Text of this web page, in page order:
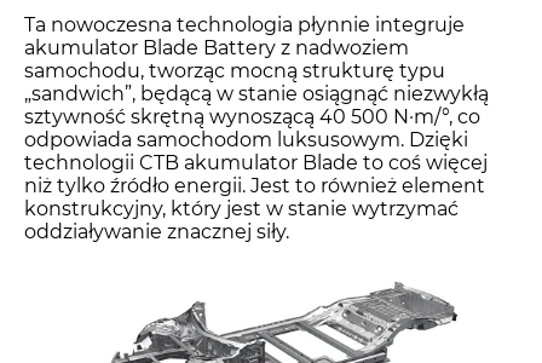
Ta nowoczesna technologia płynnie integruje
akumulator Blade Battery z nadwoziem
samochodu, tworząc mocną strukturę typu
„sandwich”, będącą w stanie osiągnąć niezwykłą
sztywność skrętną wynoszącą 40 500 N·m/°, co
odpowiada samochodom luksusowym. Dzięki
technologii CTB akumulator Blade to coś więcej
niż tylko źródło energii. Jest to również element
konstrukcyjny, który jest w stanie wytrzymać
oddziaływanie znacznej siły.